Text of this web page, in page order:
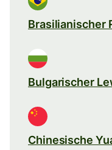
Brasilianischer
Bulgarischer
Chinesische